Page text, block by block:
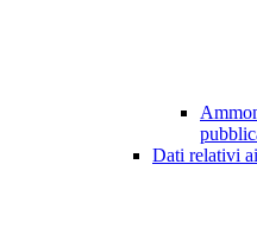
Dati relativi